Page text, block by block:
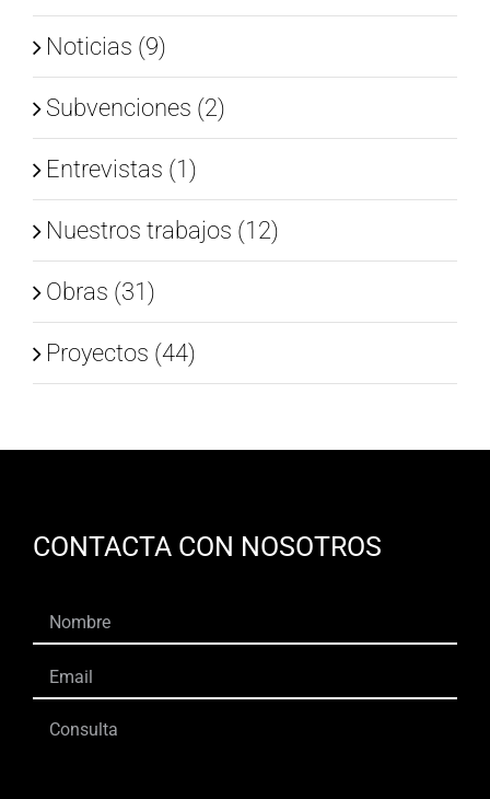
Noticias (9)
Subvenciones (2)
Entrevistas (1)
Nuestros trabajos (12)
Obras (31)
Proyectos (44)
CONTACTA CON NOSOTROS